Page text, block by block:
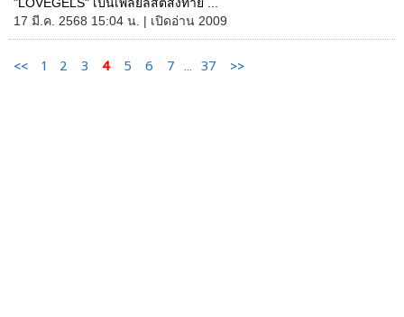
17 มี.ค. 2568 15:04 น. | เปิดอ่าน 2009
<< 1 2 3 4 5 6 7 ... 37 >>